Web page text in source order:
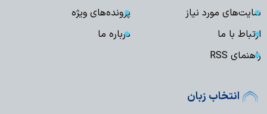
سایت‌های مورد نیاز
پرونده‌های ویژه
ارتباط با ما
درباره ما
راهنمای RSS
انتخاب زبان